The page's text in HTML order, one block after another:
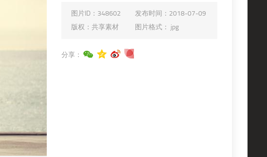
图片ID： 348602 发布时间： 2018-07-09
版权： 共享素材 图片格式： jpg
分享：